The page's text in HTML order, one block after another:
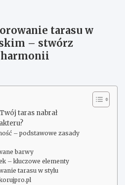
tarasu w
– stwórz
harmonii
taras nabrał
– podstawowe zasady
barwy
– kluczowe elementy
tarasu w stylu